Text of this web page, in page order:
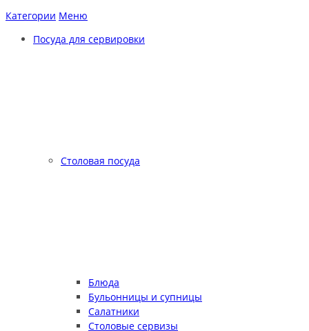
Категории Меню
Посуда для сервировки
Столовая посуда
Блюда
Бульонницы и супницы
Салатники
Столовые сервизы